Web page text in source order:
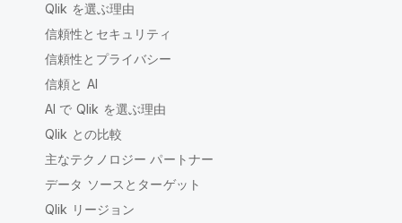
Qlik を選ぶ理由
信頼性とセキュリティ
信頼性とプライバシー
信頼と AI
AI で Qlik を選ぶ理由
Qlik との比較
主なテクノロジー パートナー
データ ソースとターゲット
Qlik リージョン